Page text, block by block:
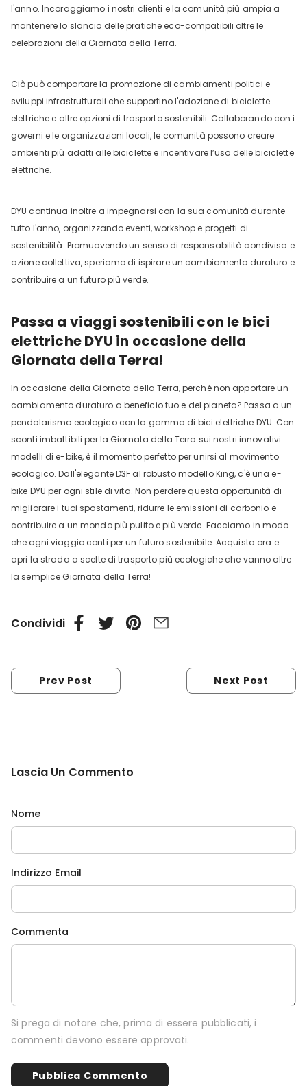
l'anno. Incoraggiamo i nostri clienti e la comunità più ampia a
mantenere lo slancio delle pratiche eco-compatibili oltre le
celebrazioni della Giornata della Terra.
Ciò può comportare la promozione di cambiamenti politici e
sviluppi infrastrutturali che supportino l'adozione di biciclette
elettriche e altre opzioni di trasporto sostenibili. Collaborando con i
governi e le organizzazioni locali, le comunità possono creare
ambienti più adatti alle biciclette e incentivare l’uso delle biciclette
elettriche.
DYU continua inoltre a impegnarsi con la sua comunità durante
tutto l'anno, organizzando eventi, workshop e progetti di
sostenibilità. Promuovendo un senso di responsabilità condivisa e
azione collettiva, speriamo di ispirare un cambiamento duraturo e
contribuire a un futuro più verde.
Passa a viaggi sostenibili con le bici
elettriche DYU in occasione della
Giornata della Terra!
In occasione della Giornata della Terra, perché non apportare un
cambiamento duraturo a beneficio tuo e del pianeta? Passa a un
pendolarismo ecologico con la gamma di bici elettriche DYU. Con
sconti imbattibili per la Giornata della Terra sui nostri innovativi
modelli di e-bike, è il momento perfetto per unirsi al movimento
ecologico. Dall'elegante D3F al robusto modello King, c'è una e-
bike DYU per ogni stile di vita. Non perdere questa opportunità di
migliorare i tuoi spostamenti, ridurre le emissioni di carbonio e
contribuire a un mondo più pulito e più verde. Facciamo in modo
che ogni viaggio conti per un futuro sostenibile. Acquista ora e
apri la strada a scelte di trasporto più ecologiche che vanno oltre
la semplice Giornata della Terra!
Condividi
Prev Post Next Post
Lascia Un Commento
Nome
Indirizzo Email
Commenta
Si prega di notare che, prima di essere pubblicati, i
commenti devono essere approvati.